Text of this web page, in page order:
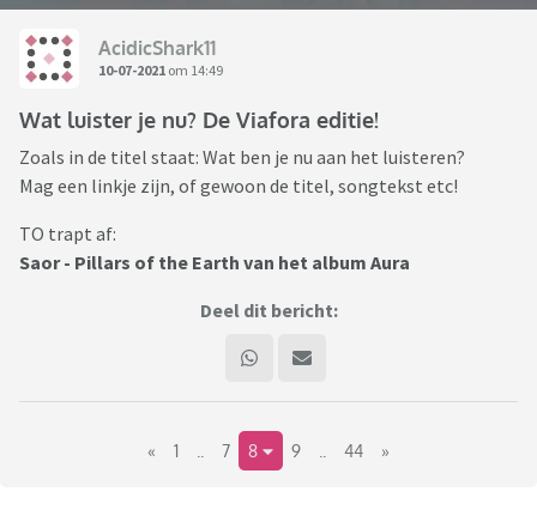
AcidicShark11
10-07-2021 om 14:49
Wat luister je nu? De Viafora editie!
Zoals in de titel staat: Wat ben je nu aan het luisteren?
Mag een linkje zijn, of gewoon de titel, songtekst etc!
TO trapt af:
Saor - Pillars of the Earth van het album Aura
Deel dit bericht:
« 1 7 8 9 44 »